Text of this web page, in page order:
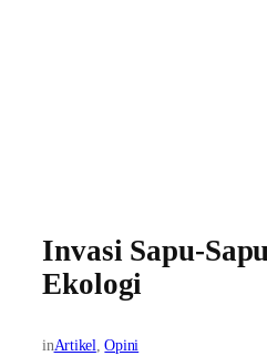
Invasi Sapu-
Ekologi
inArtikel, Opini